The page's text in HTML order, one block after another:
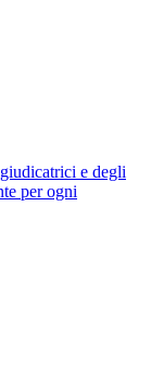
e degli
per ogni